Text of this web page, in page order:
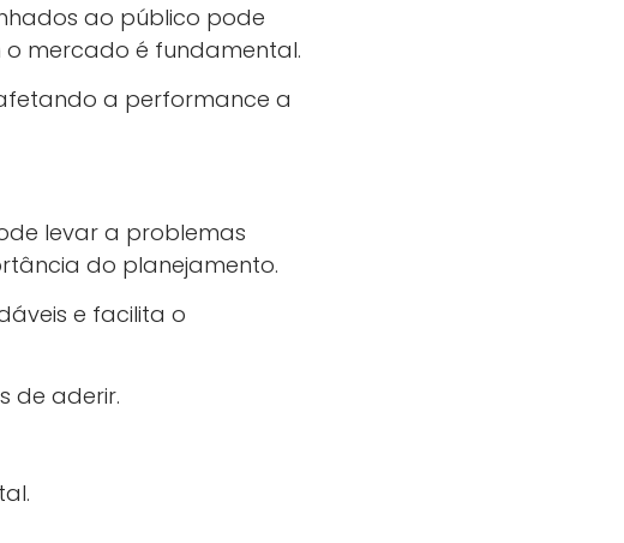
ao público pode
o mercado é fundamental.
a performance a
levar a problemas
do planejamento.
e facilita o
de aderir.